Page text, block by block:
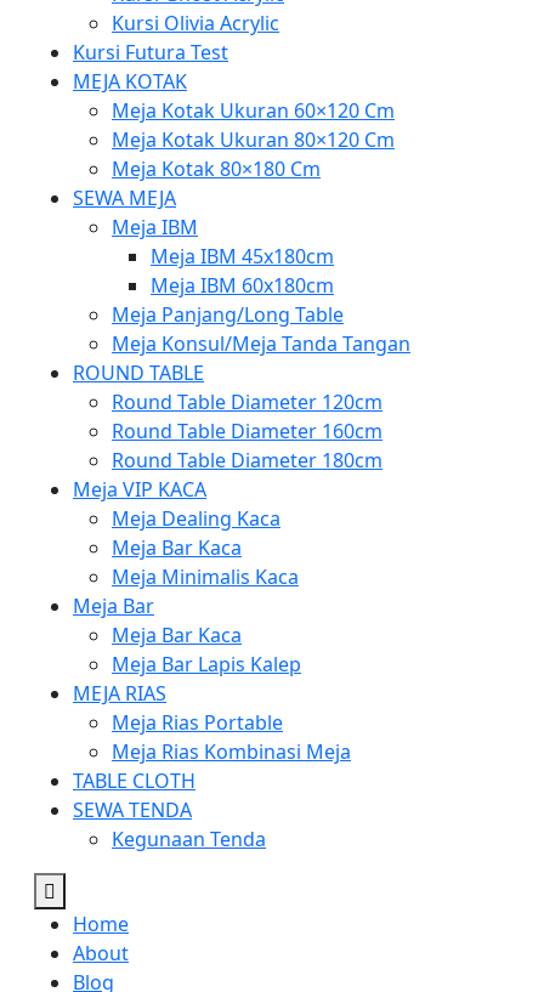
Kursi Olivia Acrylic
Kursi Futura Test
MEJA KOTAK
Meja Kotak Ukuran 60×120 Cm
Meja Kotak Ukuran 80×120 Cm
Meja Kotak 80×180 Cm
SEWA MEJA
Meja IBM
Meja IBM 45x180cm
Meja IBM 60x180cm
Meja Panjang/Long Table
Meja Konsul/Meja Tanda Tangan
ROUND TABLE
Round Table Diameter 120cm
Round Table Diameter 160cm
Round Table Diameter 180cm
Meja VIP KACA
Meja Dealing Kaca
Meja Bar Kaca
Meja Minimalis Kaca
Meja Bar
Meja Bar Kaca
Meja Bar Lapis Kalep
MEJA RIAS
Meja Rias Portable
Meja Rias Kombinasi Meja
TABLE CLOTH
SEWA TENDA
Kegunaan Tenda
Home
About
Blog